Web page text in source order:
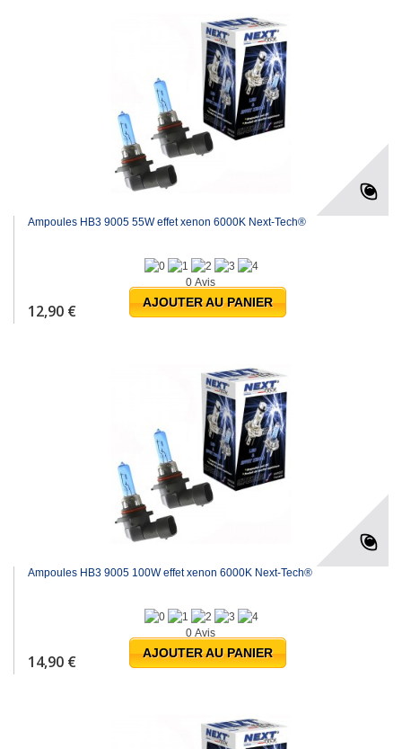
Ampoules HB3 9005 55W effet xenon 6000K Next-Tech®
0 Avis
12,90 € AJOUTER AU PANIER
Ampoules HB3 9005 100W effet xenon 6000K Next-Tech®
0 Avis
14,90 € AJOUTER AU PANIER